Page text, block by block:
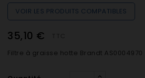
VOIR LES PRODUITS COMPATIBLES
35,10 €
Filtre à graisse hotte Brandt AS0004970